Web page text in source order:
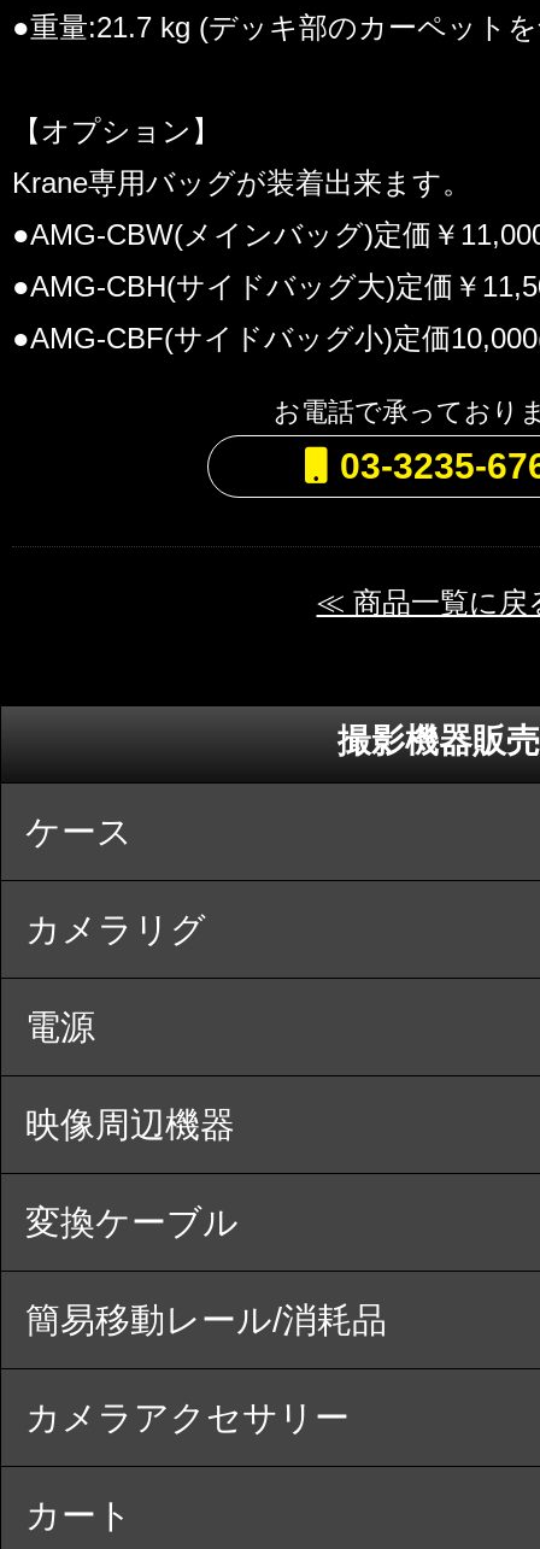
●重量:21.7 kg (デッキ部のカーペット
【オプション】
Krane専用バッグが装着出来ます。
●AMG-CBW(メインバッグ)定価￥
●AMG-CBH(サイドバッグ大)定価￥
●AMG-CBF(サイドバッグ小)定価
お電話で承っており
03-3235-
≪ 商品一覧に戻
撮影機器販売
ケース
カメラリグ
電源
映像周辺機器
変換ケーブル
簡易移動レール/消耗品
カメラアクセサリー
カート